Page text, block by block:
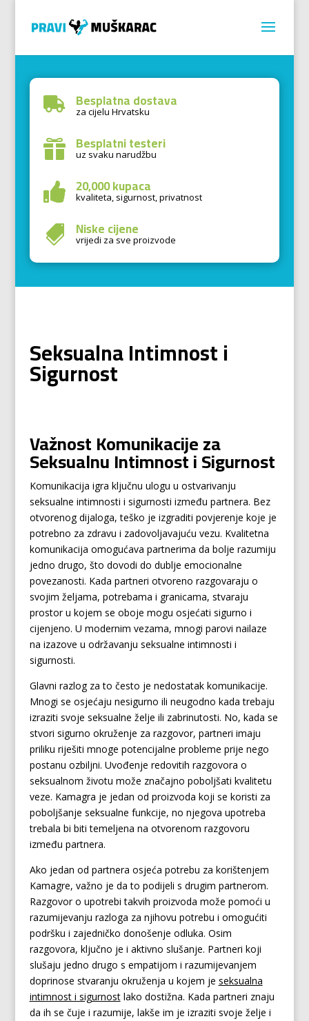
 Besplatna dostava
za cijelu Hrvatsku
 Besplatni testeri
uz svaku narudžbu
 20,000 kupaca
kvaliteta, sigurnost, privatnost
 Niske cijene
vrijedi za sve proizvode
Seksualna Intimnost i
Sigurnost
Važnost Komunikacije za
Seksualnu Intimnost i Sigurnost
Komunikacija igra ključnu ulogu u ostvarivanju
seksualne intimnosti i sigurnosti između partnera. Bez
otvorenog dijaloga, teško je izgraditi povjerenje koje je
potrebno za zdravu i zadovoljavajuću vezu. Kvalitetna
komunikacija omogućava partnerima da bolje razumiju
jedno drugo, što dovodi do dublje emocionalne
povezanosti. Kada partneri otvoreno razgovaraju o
svojim željama, potrebama i granicama, stvaraju
prostor u kojem se oboje mogu osjećati sigurno i
cijenjeno. U modernim vezama, mnogi parovi nailaze
na izazove u održavanju seksualne intimnosti i
sigurnosti.
Glavni razlog za to često je nedostatak komunikacije.
Mnogi se osjećaju nesigurno ili neugodno kada trebaju
izraziti svoje seksualne želje ili zabrinutosti. No, kada se
stvori sigurno okruženje za razgovor, partneri imaju
priliku riješiti mnoge potencijalne probleme prije nego
postanu ozbiljni. Uvođenje redovitih razgovora o
seksualnom životu može značajno poboljšati kvalitetu
veze. Kamagra je jedan od proizvoda koji se koristi za
poboljšanje seksualne funkcije, no njegova upotreba
trebala bi biti temeljena na otvorenom razgovoru
između partnera.
Ako jedan od partnera osjeća potrebu za korištenjem
Kamagre, važno je da to podijeli s drugim partnerom.
Razgovor o upotrebi takvih proizvoda može pomoći u
razumijevanju razloga za njihovu potrebu i omogućiti
podršku i zajedničko donošenje odluka. Osim
razgovora, ključno je i aktivno slušanje. Partneri koji
slušaju jedno drugo s empatijom i razumijevanjem
doprinose stvaranju okruženja u kojem je seksualna
intimnost i sigurnostlako dostižna. Kada partneri znaju
da ih se čuje i razumije, lakše im je izraziti svoje želje i